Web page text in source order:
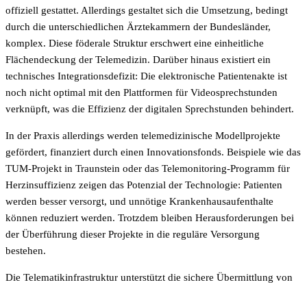
offiziell gestattet. Allerdings gestaltet sich die Umsetzung, bedingt
durch die unterschiedlichen Ärztekammern der Bundesländer,
komplex. Diese föderale Struktur erschwert eine einheitliche
Flächendeckung der Telemedizin. Darüber hinaus existiert ein
technisches Integrationsdefizit: Die elektronische Patientenakte ist
noch nicht optimal mit den Plattformen für Videosprechstunden
verknüpft, was die Effizienz der digitalen Sprechstunden behindert.
In der Praxis allerdings werden telemedizinische Modellprojekte
gefördert, finanziert durch einen Innovationsfonds. Beispiele wie das
TUM-Projekt in Traunstein oder das Telemonitoring-Programm für
Herzinsuffizienz zeigen das Potenzial der Technologie: Patienten
werden besser versorgt, und unnötige Krankenhausaufenthalte
können reduziert werden. Trotzdem bleiben Herausforderungen bei
der Überführung dieser Projekte in die reguläre Versorgung
bestehen.
Die Telematikinfrastruktur unterstützt die sichere Übermittlung von